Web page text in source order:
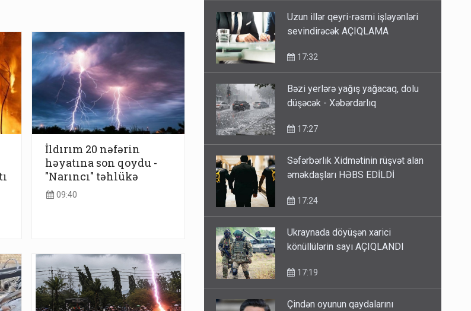
İldırım 20 nəfərin
həyatına son qoydu -
"Narıncı" təhlükə
09:40
Uzun illər qeyri-rəsmi işləyənləri
sevindirəcək AÇIQLAMA
17:32
Bəzi yerlərə yağış yağacaq, dolu
düşəcək - Xəbərdarlıq
17:27
Səfərbərlik Xidmətinin rüşvət alan
əməkdaşları HƏBS EDİLDİ
17:24
Ukraynada döyüşən xarici
könüllülərin sayı AÇIQLANDI
17:19
Çindən oyunun qaydalarını